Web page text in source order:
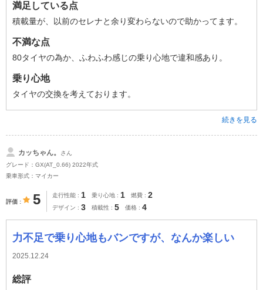
満足している点
積載量が、以前のセレナと余り変わらないので助かってます。
不満な点
80タイヤの為か、ふわふわ感じの乗り心地で違和感あり。
乗り心地
タイヤの交換を考えております。
続きを見る
カッちゃん。
さん
グレード：GX(AT_0.66) 2022年式
乗車形式：マイカー
評価 5 走行性能 1 乗り心地 1 燃費 2
デザイン 3 積載性 5 価格 4
力不足で乗り心地もバンですが、なんか楽しい
2025.12.24
総評